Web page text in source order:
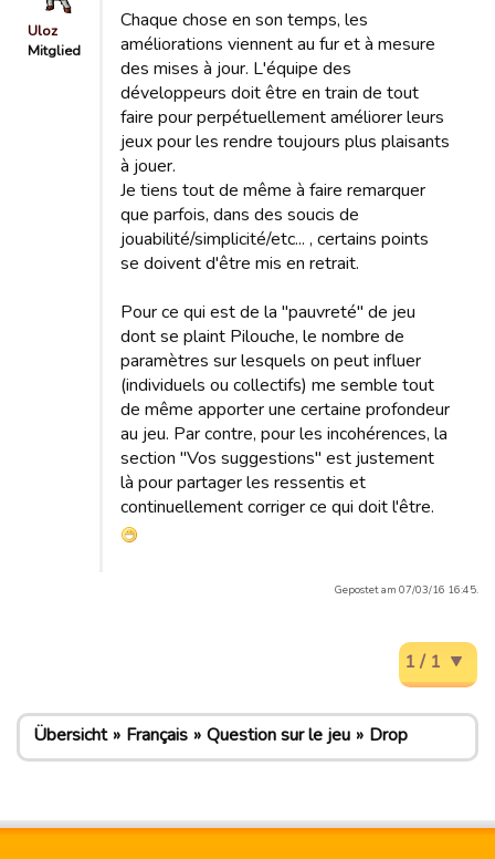
Uloz
Mitglied
Chaque chose en son temps, les
améliorations viennent au fur et à mesure
des mises à jour. L'équipe des
développeurs doit être en train de tout
faire pour perpétuellement améliorer leurs
jeux pour les rendre toujours plus plaisants
à jouer.
Je tiens tout de même à faire remarquer
que parfois, dans des soucis de
jouabilité/simplicité/etc... , certains points
se doivent d'être mis en retrait.
Pour ce qui est de la "pauvreté" de jeu
dont se plaint Pilouche, le nombre de
paramètres sur lesquels on peut influer
(individuels ou collectifs) me semble tout
de même apporter une certaine profondeur
au jeu. Par contre, pour les incohérences, la
section "Vos suggestions" est justement
là pour partager les ressentis et
continuellement corriger ce qui doit l'être.
Gepostet am 07/03/16 16:45.
1 / 1
Übersicht Français Question sur le jeu Drop